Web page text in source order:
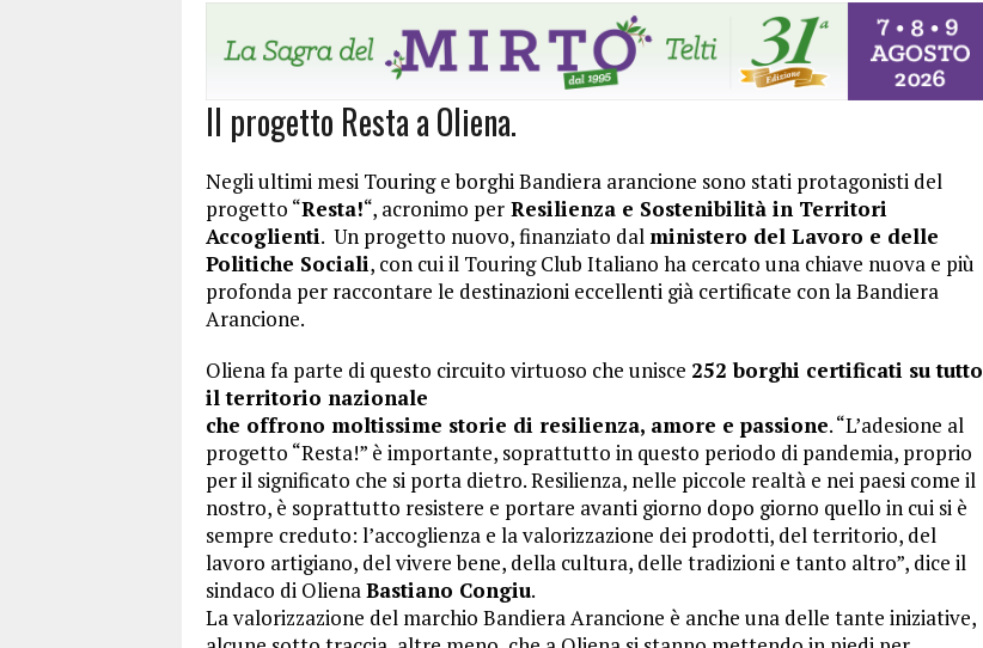
Il progetto Resta a Oliena.
Negli ultimi mesi Touring e borghi Bandiera arancione sono stati protagonisti del
progetto “Resta!“, acronimo per Resilienza e Sostenibilità in Territori
Accoglienti. Un progetto nuovo, finanziato dal ministero del Lavoro e delle
Politiche Sociali, con cui il Touring Club Italiano ha cercato una chiave nuova e più
profonda per raccontare le destinazioni eccellenti già certificate con la Bandiera
Arancione.
Oliena fa parte di questo circuito virtuoso che unisce 252 borghi certificati su tutto
il territorio nazionale
che offrono moltissime storie di resilienza, amore e passione. “L’adesione al
progetto “Resta!” è importante, soprattutto in questo periodo di pandemia, proprio
per il significato che si porta dietro. Resilienza, nelle piccole realtà e nei paesi come il
nostro, è soprattutto resistere e portare avanti giorno dopo giorno quello in cui si è
sempre creduto: l’accoglienza e la valorizzazione dei prodotti, del territorio, del
lavoro artigiano, del vivere bene, della cultura, delle tradizioni e tanto altro”, dice il
sindaco di OlienaBastiano Congiu.
La valorizzazione del marchio Bandiera Arancione è anche una delle tante iniziative,